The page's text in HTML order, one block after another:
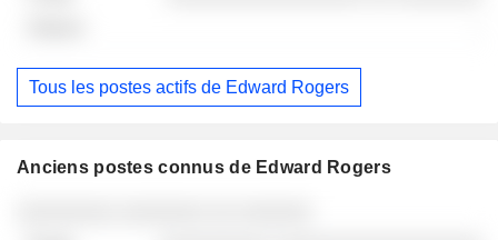
Tous les postes actifs de Edward Rogers
Anciens postes connus de Edward Rogers